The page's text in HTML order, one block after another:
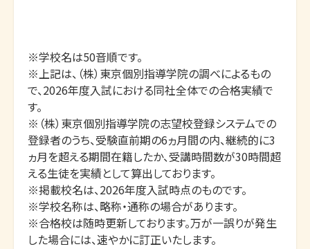
※学校名は50音順です。
※上記は、（株）東京個別指導学院の調べによるもの
で、2026年度入試における同社全体での合格実績で
す。
※（株）東京個別指導学院の志望校登録システムでの
登録者のうち、受験直前期の6ヵ月間の内、継続的に3
ヵ月を超える期間在籍したか、受講時間数が30時間超
える生徒を実績として算出しております。
※掲載校名は、2026年度入試時点のものです。
※学校名称は、略称・通称の場合があります。
※合格校は随時更新しております。万が一誤りが発生
した場合には、速やかに訂正いたします。